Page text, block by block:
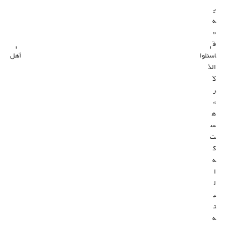
ی
ه
«
فَ
اسْئَلوا أَهْلَ
الذِّ
کْ
ر
»
ه
س
ت
ک
ه
ا
ل
ب
ت
ه